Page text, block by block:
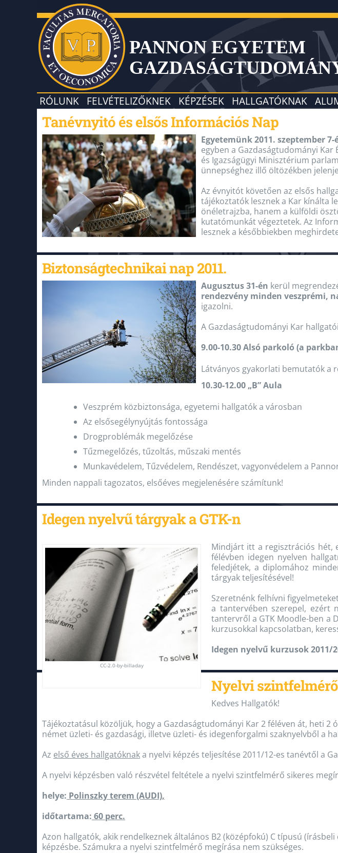
PANNON EGYETEM
RÓLUNK FELVÉTELIZŐKNEK KÉPZÉSEK HALLGATÓKNAK
Tanévnyitó és elsős Információs Nap
Egyetemünk2011. szeptember
egyben a Gazdaságtudományi
és Igazságügyi Minisztérium
ünnepséghez illő öltözékben
Az évnyitót követően az elsős
tájékoztatók lesznek a Kar kínálta
önéletrajzba, hanem a külföldi
kutatómunkát végeztetek. Az
lesznek a későbbiekben
Biztonságtechnikai nap 2011.
Augusztus 31-én kerül
rendezvény minden veszprémi,
igazolni.
A Gazdaságtudományi Kar
9.00-10.30 Alsó parkoló (a
Látványos gyakorlati bemutatók a
10.30-12.00 „B” Aula
Veszprém közbiztonsága, egyetemi hallgatók a városban
Az elsősegélynyújtás fontossága
Drogproblémák megelőzése
Tűzmegelőzés, tűzoltás, műszaki mentés
Munkavédelem, Tűzvédelem, Rendészet, vagyonvédelem a
Minden nappali tagozatos, elsőéves megjelenésére számítunk!
Idegen nyelvű tárgyak a GTK-n
CC-2.0-by-billaday
Mindjárt itt a regisztrációs hét,
félévben idegen nyelven
feledjétek, a diplomához
tárgyak teljesítésével!
Szeretnénk felhívni
a tantervében szerepel, ezért
tantervről a GTK Moodle-ben a
kurzusokkal kapcsolatban,
Idegen nyelvű kurzusok 2011/
Nyelvi
Kedves Hallgatók!
Tájékoztatásul közöljük, hogy a Gazdaságtudományi Kar 2 féléven át, heti
német üzleti- és gazdasági, illetve üzleti- és idegenforgalmi szaknyelvből a
Az első éves hallgatóknaka nyelvi képzés teljesítése 2011/12-es tanévtől a
A nyelvi képzésben való részvétel feltétele a nyelvi szintfelmérő sikeres
helye: Polinszky terem (AUDI),
időtartama: 60 perc.
Azon hallgatók, akik rendelkeznek általános B2 (középfokú) C típusú
képzésbe. Számukra a nyelvi szintfelmérő megírása nem szükséges.